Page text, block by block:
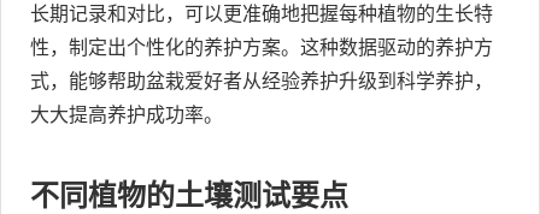
长期记录和对比，可以更准确地把握每种植物的生长特
性，制定出个性化的养护方案。这种数据驱动的养护方
式，能够帮助盆栽爱好者从经验养护升级到科学养护，
大大提高养护成功率。
不同植物的土壤测试要点